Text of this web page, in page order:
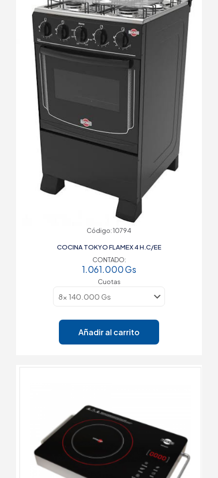
Código: 10794
COCINA TOKYO FLAMEX 4 H.C/EE
CONTADO:
1.061.000Gs
Cuotas
Añadir al carrito